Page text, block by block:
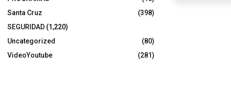
Santa Cruz
(398)
SEGURIDAD (1,220)
Uncategorized
(80)
VideoYoutube
(281)